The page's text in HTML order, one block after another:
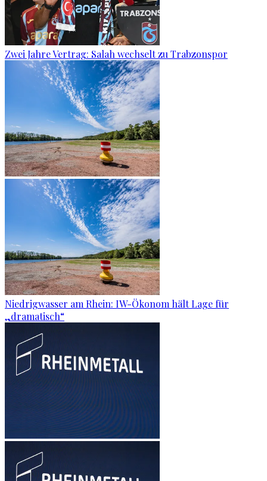
Zwei Jahre Vertrag: Salah wechselt zu Trabzonspor
Niedrigwasser am Rhein: IW-Ökonom hält Lage für
„dramatisch“